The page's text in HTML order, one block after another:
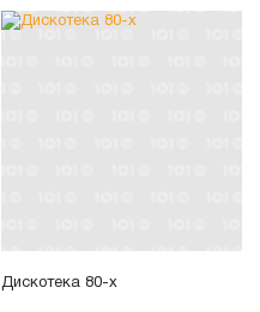
Дискотека 80-х